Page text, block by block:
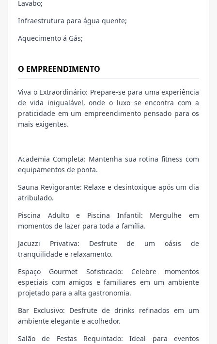
Lavabo;
Infraestrutura para água quente;
Aquecimento á Gás;
O EMPREENDIMENTO
Viva o Extraordinário: Prepare-se para uma experiência
de vida inigualável, onde o luxo se encontra com a
praticidade em um empreendimento pensado para os
mais exigentes.
Academia Completa: Mantenha sua rotina fitness com
equipamentos de ponta.
Sauna Revigorante: Relaxe e desintoxique após um dia
atribulado.
Piscina Adulto e Piscina Infantil: Mergulhe em
momentos de lazer para toda a família.
Jacuzzi Privativa: Desfrute de um oásis de
tranquilidade e relaxamento.
Espaço Gourmet Sofisticado: Celebre momentos
especiais com amigos e familiares em um ambiente
projetado para a alta gastronomia.
Bar Exclusivo: Desfrute de drinks refinados em um
ambiente elegante e acolhedor.
Salão de Festas Requintado: Ideal para eventos